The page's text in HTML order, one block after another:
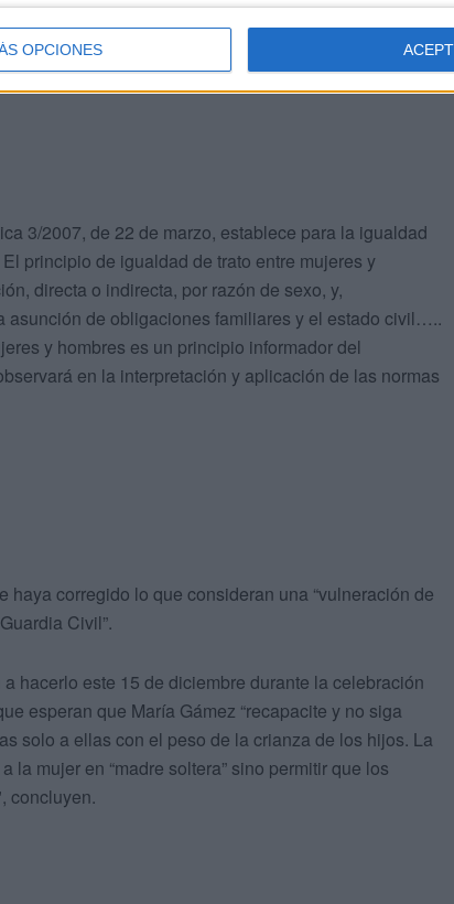
OPCIONES
en las que solo ellas eran responsables de la
3/2007, de 22 de marzo, establece para la igualdad
principio de igualdad de trato entre mujeres y
directa o indirecta, por razón de sexo, y,
asunción de obligaciones familiares y el estado civil…..
y hombres es un principio informador del
en la interpretación y aplicación de las normas
corregido lo que consideran una “vulneración de
Civil”.
hacerlo este 15 de diciembre durante la celebración
esperan que María Gámez “recapacite y no siga
solo a ellas con el peso de la crianza de los hijos. La
la mujer en “madre soltera” sino permitir que los
concluyen.